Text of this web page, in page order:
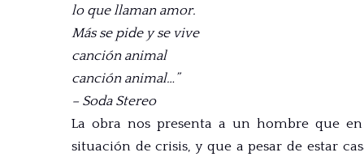
lo que llaman amor.
Más se pide y se vive
canción animal
canción animal…”
– Soda Stereo
La obra nos presenta a un hombre que
situación de crisis, y que a pesar de estar